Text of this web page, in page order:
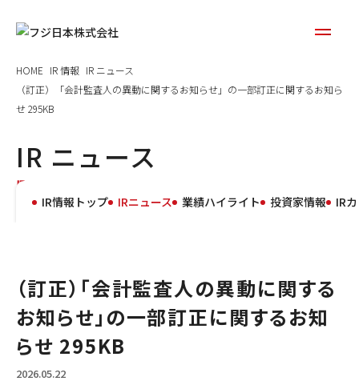
HOME IR 情報 IR ニュース
（訂正）「会計監査人の異動に関するお知らせ」の一部訂正に関するお知ら
せ 295KB
IR ニュース
IR news
IR情報トップ IRニュース 業績ハイライト 投資家情報 IR
（訂正）「会計監査人の異動に関する
お知らせ」の一部訂正に関するお知
らせ 295KB
2026.05.22